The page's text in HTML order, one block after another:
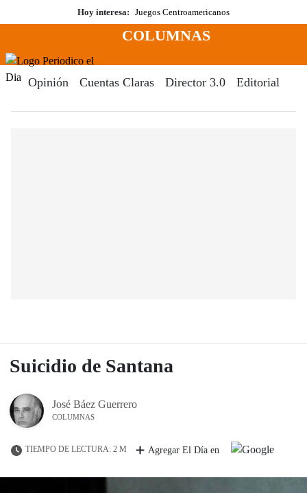
al
Hoy interesa: Juegos Centroamericanos
Menú
COLUMNAS
Opinión Cuentas Claras Director 3.0 Editorial
Suicidio de Santana
José Báez Guerrero
COLUMNAS
TIEMPO DE LECTURA: 2 M Agregar El Día en